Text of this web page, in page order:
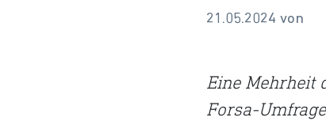
21.05.2024 von
Eine Mehrheit
Forsa-